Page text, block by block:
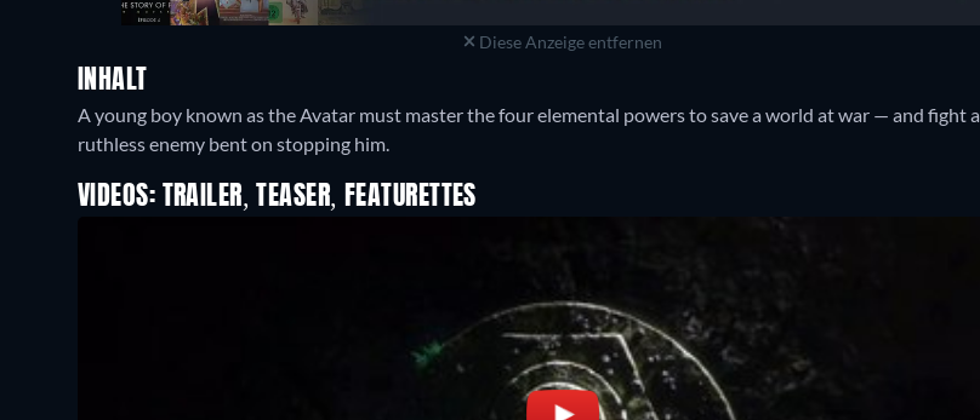
Diese Anzeige entfernen
INHALT
A young boy known as the Avatar must master the four elemental powers to save a world at war — and fight a
ruthless enemy bent on stopping him.
VIDEOS: TRAILER, TEASER, FEATURETTES